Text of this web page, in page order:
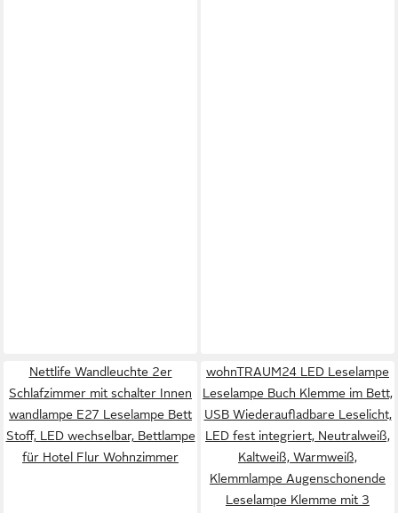
Nettlife Wandleuchte 2er
Schlafzimmer mit schalter Innen
wandlampe E27 Leselampe Bett
Stoff, LED wechselbar, Bettlampe
für Hotel Flur Wohnzimmer
wohnTRAUM24 LED Leselampe
Leselampe Buch Klemme im Bett,
USB Wiederaufladbare Leselicht,
LED fest integriert, Neutralweiß,
Kaltweiß, Warmweiß,
Klemmlampe Augenschonende
Leselampe Klemme mit 3